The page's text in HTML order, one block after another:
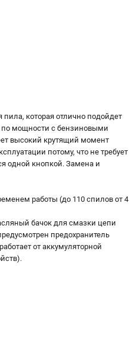
пила, которая отлично подойдет
по мощности с бензиновыми
высокий крутящий момент
потому, что не требует
одной кнопкой. Замена и
работы (до 110 спилов от 4
бачок для смазки цепи
предохранитель
от аккумуляторной